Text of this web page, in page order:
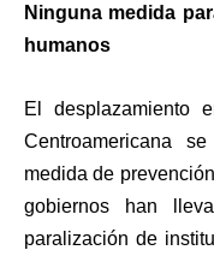
Ninguna medida
humanos
El desplazamiento
Centroamericana
medida de
gobiernos han
paralización de